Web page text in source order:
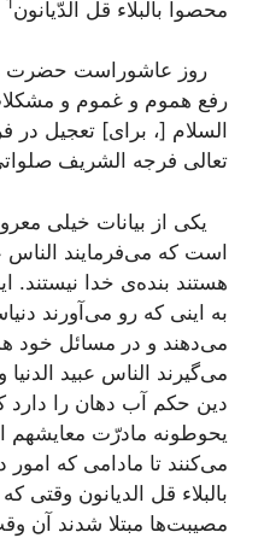
محصوا بالبلاء قل الدّیانون‌
روز عاشوراست حضرت
رفع هموم و غموم و
السلام [، برای‌] تعجیل در
تعالی فرجه الشریف
یکی از بیانات خیلی
است که می‌فرمایند الناس
هستند بنده‌ی خدا نیستند.
به اینی که رو می‌آورند
می‌دهند و در مسائل خود
می‌گیرند الناس عبید
دین حکم آب دهان را دارد
یحوطونه مادرّت معایشهم
می‌کنند تا مادامی که امور
بالبلاء قل الدیانون وقتی
مصیبت‌ها مبتلا شدند آن